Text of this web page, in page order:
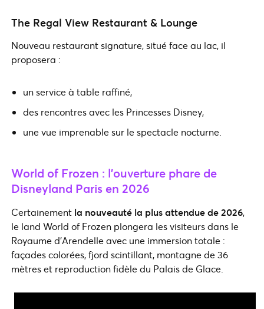
The Regal View Restaurant & Lounge
Nouveau restaurant signature, situé face au lac, il
proposera :
un service à table raffiné,
des rencontres avec les Princesses Disney,
une vue imprenable sur le spectacle nocturne.
World of Frozen : l’ouverture phare de
Disneyland Paris en 2026
Certainement la nouveauté la plus attendue de 2026,
le land World of Frozen plongera les visiteurs dans le
Royaume d’Arendelle avec une immersion totale :
façades colorées, fjord scintillant, montagne de 36
mètres et reproduction fidèle du Palais de Glace.